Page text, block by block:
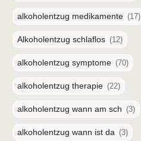
alkoholentzug medikamente (17)
Alkoholentzug schlaflos (12)
alkoholentzug symptome (70)
alkoholentzug therapie (22)
alkoholentzug wann am sch (3)
alkoholentzug wann ist da (3)